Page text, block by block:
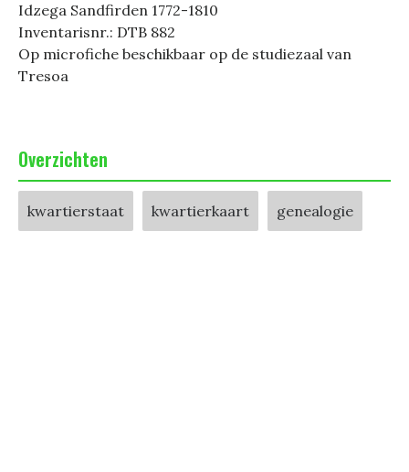
Idzega Sandfirden 1772-1810
Inventarisnr.: DTB 882
Op microfiche beschikbaar op de studiezaal van
Tresoa
Overzichten
kwartierstaat kwartierkaart genealogie